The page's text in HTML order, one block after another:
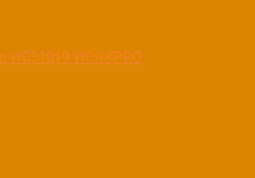
W031019 WORKPRO